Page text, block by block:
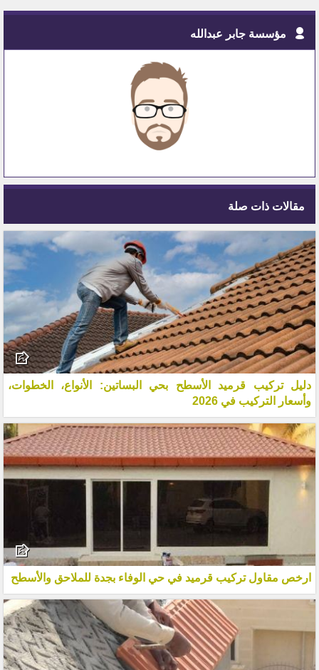
مؤسسة جابر عبدالله
مقالات ذات صلة
دليل تركيب قرميد الأسطح بحي البساتين: الأنواع، الخطوات،
وأسعار التركيب في 2026
ارخص مقاول تركيب قرميد في حي الوفاء بجدة للملاحق والأسطح